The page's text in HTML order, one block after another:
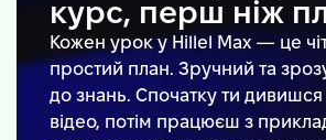
курс, перш ніж
Кожен урок у Hillel Max — це
простий план. Зручний та
до знань. Спочатку ти дивишся
відео, потім працюєш з